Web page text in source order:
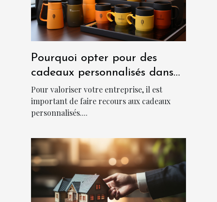
Pourquoi opter pour des
cadeaux personnalisés dans
une entreprise ?
Pour valoriser votre entreprise, il est
important de faire recours aux cadeaux
personnalisés....